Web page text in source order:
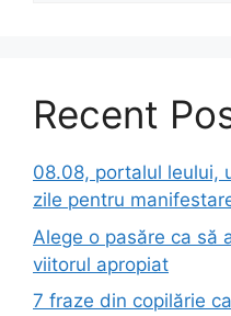
Recent
08.08, portalul leului,
zile pentru
Alege o pasăre ca să
viitorul apropiat
7 fraze din copilărie